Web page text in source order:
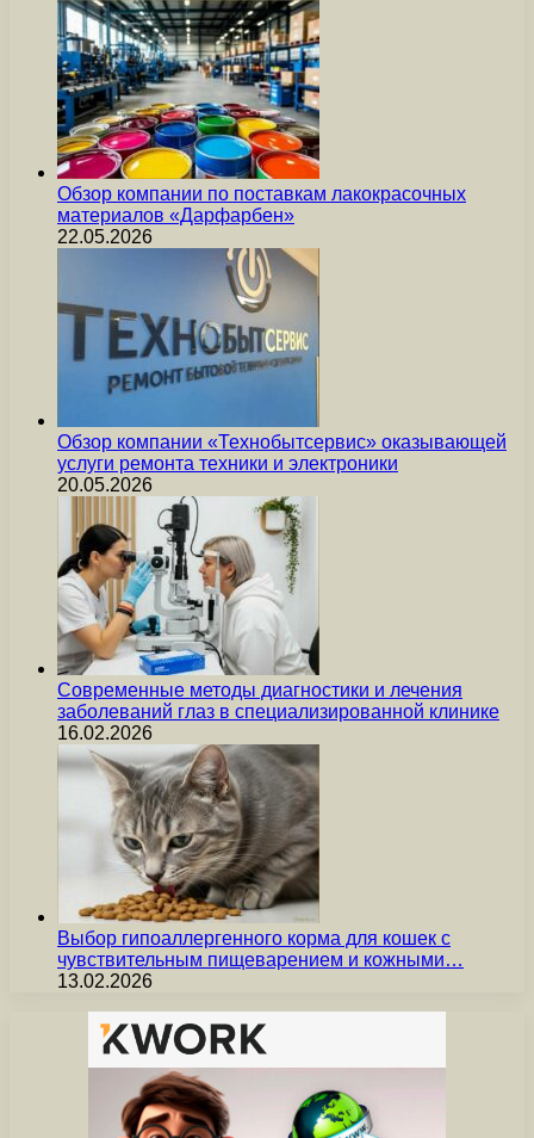
Обзор компании по поставкам лакокрасочных
материалов «Дарфарбен»
22.05.2026
Обзор компании «Технобытсервис» оказывающей
услуги ремонта техники и электроники
20.05.2026
Современные методы диагностики и лечения
заболеваний глаз в специализированной клинике
16.02.2026
Выбор гипоаллергенного корма для кошек с
чувствительным пищеварением и кожными…
13.02.2026